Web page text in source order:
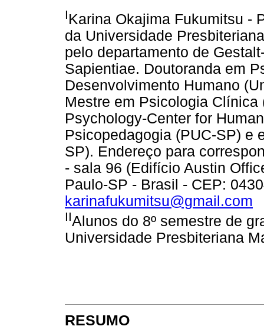
IKarina Okajima Fukumitsu -
da Universidade
pelo departamento de
Sapientiae. Doutoranda em
Desenvolvimento Humano
Mestre em Psicologia
Psychology-Center for
Psicopedagogia (PUC-SP) e
SP). Endereço para
- sala 96 (Edifício Austin
Paulo-SP - Brasil - CEP:
karinafukumitsu@gmail.com
IIAlunos do 8º semestre de
Universidade Presbiteriana
RESUMO